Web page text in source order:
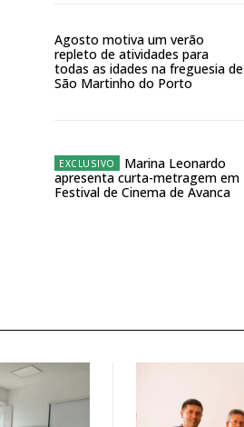
Agosto motiva um verão
repleto de atividades para
todas as idades na freguesia de
São Martinho do Porto
Marina Leonardo
apresenta curta-metragem em
Festival de Cinema de Avanca